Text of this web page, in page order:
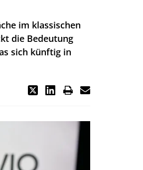
im klassischen
die Bedeutung
sich künftig in